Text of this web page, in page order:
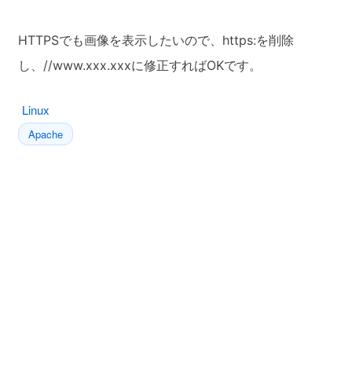
HTTPSでも画像を表示したいので、https:を削除
し、//www.xxx.xxxに修正すればOKです。
Linux
Apache